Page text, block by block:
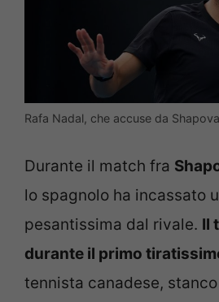
Rafa Nadal, che accuse da
Durante il match fra
lo spagnolo ha incassato
pesantissima dal rivale. Il
durante il primo
tennista canadese, stanco